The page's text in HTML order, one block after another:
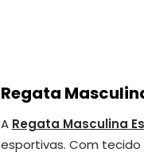
Regata
A Regata Masculina
esportivas. Com